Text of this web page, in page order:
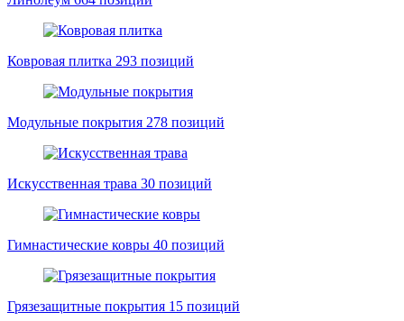
Ковровая плитка 293 позиций
Модульные покрытия 278 позиций
Искусственная трава 30 позиций
Гимнастические ковры 40 позиций
Грязезащитные покрытия 15 позиций